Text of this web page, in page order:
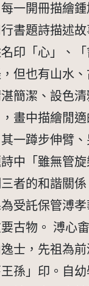
一開冊描繪
書題詩描述
印「心」、
但也有山水
簡潔、設色
，畫中描繪閒
一蹲步伸臂、
中「雖無管
者的和諧關係
受託保管溥
古物。 溥心畬
士，先祖為前
孫」印。自